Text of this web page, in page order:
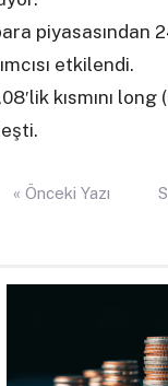
piyasasından
etkilendi.
kısmını
« Önceki Yazı